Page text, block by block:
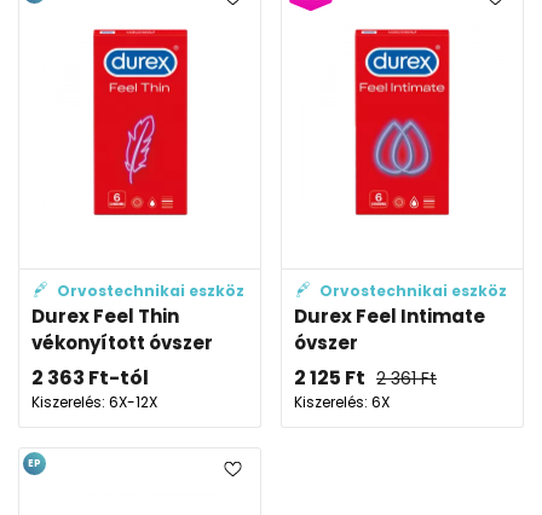
Orvostechnikai eszköz
Durex Feel Thin
vékonyított óvszer
2 363 Ft-tól
Kiszerelés: 6X-12X
Orvostechnikai eszköz
Durex Feel Intimate
óvszer
2 125 Ft 2 361Ft
Kiszerelés: 6X
EP